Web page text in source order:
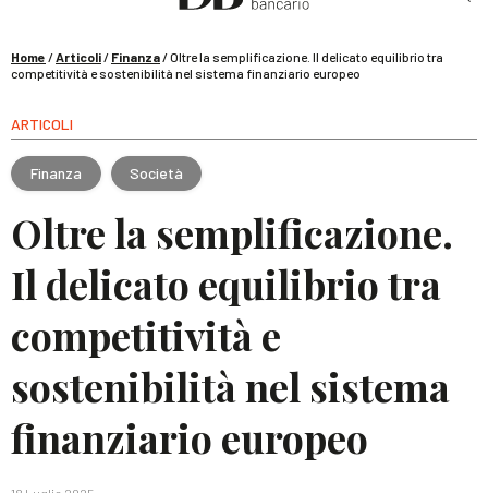
La riforma del sistema sanzionatorio del TUF
Home /Articoli/ Finanza/Oltre la semplificazione. Il delicato equilibrio tra
competitività e sostenibilità nel sistema finanziario europeo
ARTICOLI
Finanza Società
Oltre la semplificazione.
Il delicato equilibrio tra
competitività e
sostenibilità nel sistema
finanziario europeo